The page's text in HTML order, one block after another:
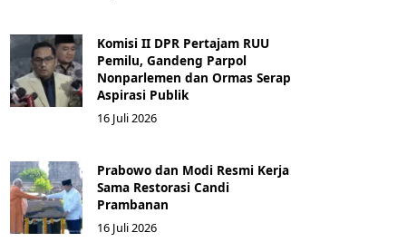
Komisi II DPR Pertajam RUU
Pemilu, Gandeng Parpol
Nonparlemen dan Ormas Serap
Aspirasi Publik
16 Juli 2026
Prabowo dan Modi Resmi Kerja
Sama Restorasi Candi
Prambanan
16 Juli 2026